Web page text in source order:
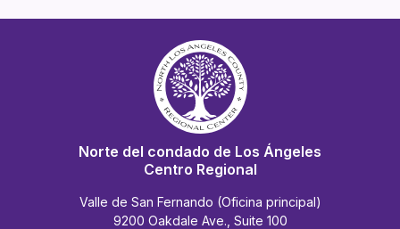
Norte del condado de Los Ángeles
Centro Regional
Valle de San Fernando (Oficina principal)
9200 Oakdale Ave., Suite 100